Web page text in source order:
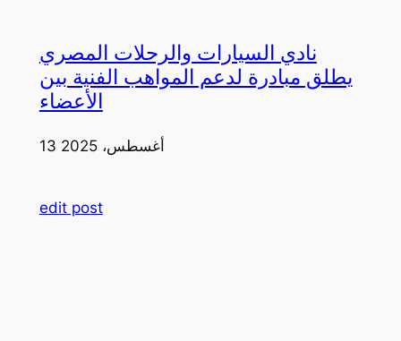
نادي السيارات والرحلات المصري
يطلق مبادرة لدعم المواهب الفنية بين
الأعضاء
13 أغسطس، 2025
edit post